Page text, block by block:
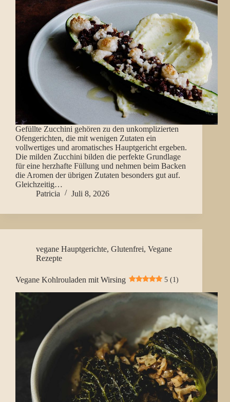
Gefüllte Zucchini gehören zu den unkomplizierten
Ofengerichten, die mit wenigen Zutaten ein
vollwertiges und aromatisches Hauptgericht ergeben.
Die milden Zucchini bilden die perfekte Grundlage
für eine herzhafte Füllung und nehmen beim Backen
die Aromen der übrigen Zutaten besonders gut auf.
Gleichzeitig…
Patricia
Juli 8, 2026
vegane Hauptgerichte, Glutenfrei, Vegane
Rezepte
Vegane Kohlrouladen mit Wirsing 5 (1)